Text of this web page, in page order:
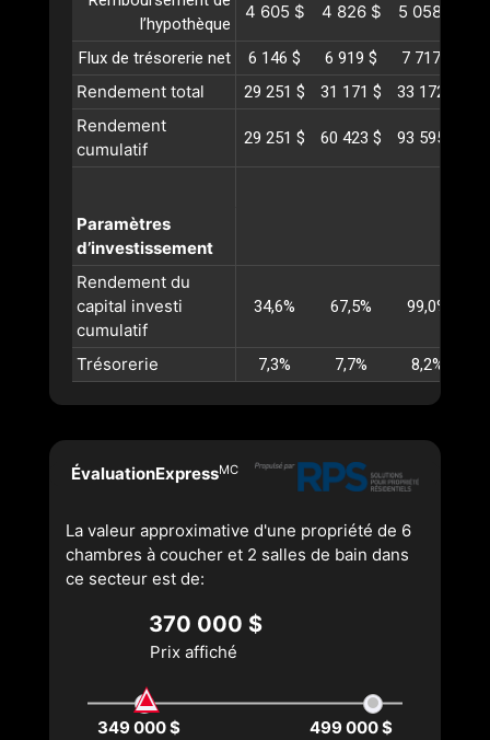
l’hypothèque
4 605 $ 4 826 $ 5 058 $
Flux de trésorerie net 6 146 $ 6 919 $ 7 717 $
Rendement total 29 251 $ 31 171 $ 33 172 $
Rendement
cumulatif
29 251 $ 60 423 $ 93 595 $
Paramètres
d’investissement
Rendement du
capital investi
cumulatif
34,6% 67,5% 99,0%
Trésorerie 7,3% 7,7% 8,2%
ÉvaluationExpressMC
La valeur approximative d'une propriété de 6
chambres à coucher et 2 salles de bain dans
ce secteur est de:
370 000 $
Prix affiché
349 000 $
499 000 $